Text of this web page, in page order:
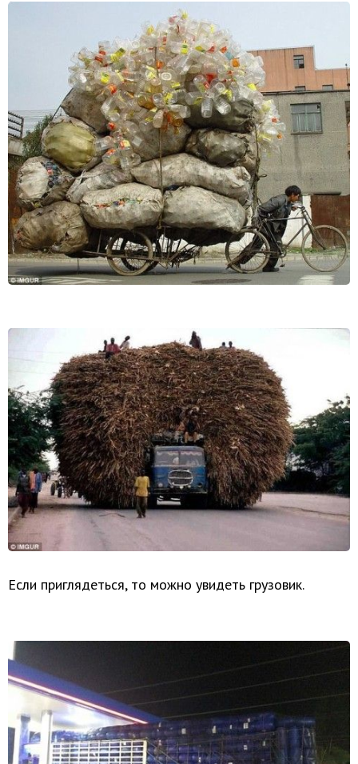
Если приглядеться, то можно увидеть грузовик.